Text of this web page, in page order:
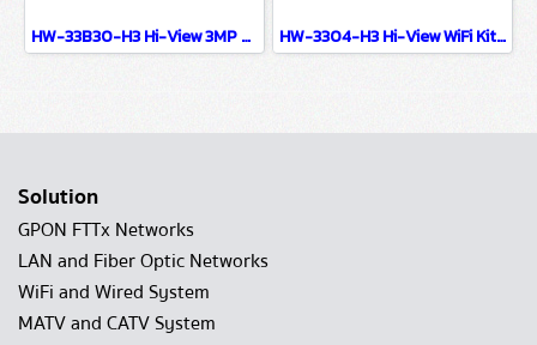
HW-33B30-H3 Hi-View 3MP NVR KIT WIRELESS SURVEILANCE SYSTEM Network Camera IP Camera CCTV Camera HW-3304-H3 Hi-View WiFi Kit Set 4 Chanel 2MP FHD NVR KIT WIFI SURVEILLANCE SYSTEM Network Camera IP Camera CCTV Camera
Solution
GPON FTTx Networks
LAN and Fiber Optic Networks
WiFi and Wired System
MATV and CATV System